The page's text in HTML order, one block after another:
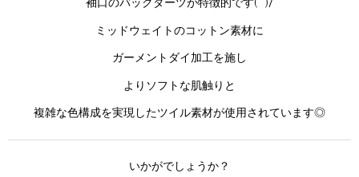
袖口のバックダーツが特徴的です(^^)/
ミッドウェイトのコットン素材に
ガーメントダイ加工を施し
よりソフトな肌触りと
複雑な色構成を実現したツイル素材が使用されています◎
いかがでしょうか？